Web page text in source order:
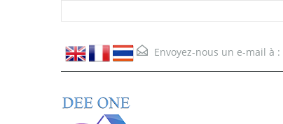
Envoyez-nous un e-mail à :